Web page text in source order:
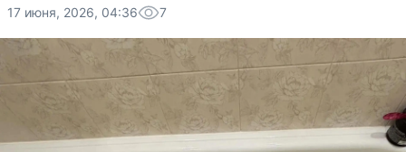
17 июня, 2026, 04:36 7